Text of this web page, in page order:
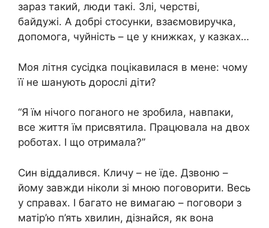
зараз такий, люди такі. Злі, черстві,
байдужі. А добрі стосунки, взаємовиручка,
допомога, чуйність – це у книжках, у казках…
Моя літня сусідка поцікавилася в мене: чому
її не шанують дорослі діти?
“Я їм нічого поганого не зробила, навпаки,
все життя їм присвятила. Працювала на двох
роботах. І що отримала?”
Син віддалився. Кличу – не їде. Дзвоню –
йому завжди ніколи зі мною поговорити. Весь
у справах. І багато не вимагаю – поговори з
матір’ю п’ять хвилин, дізнайся, як вона